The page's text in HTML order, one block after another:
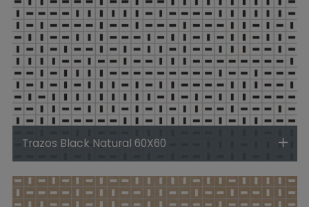
Trazos Black Natural 60X60